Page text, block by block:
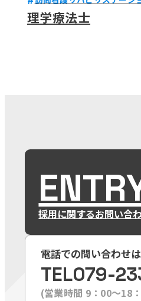
理学療法士
採用に関するお問い合
電話での問い合わせ
TEL079-
(営業時間 9：00〜18